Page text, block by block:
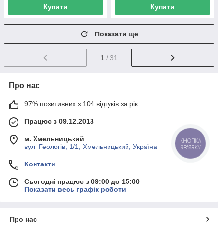
Купити Купити
Показати ще
1 / 31
Про нас
97% позитивних з 104 відгуків за рік
Працює з 09.12.2013
м. Хмельницький
вул. Геологів, 1/1, Хмельницький, Україна
Контакти
Сьогодні працює з 09:00 до 15:00
Показати весь графік роботи
Про нас
КНОПКА
ЗВ'ЯЗКУ